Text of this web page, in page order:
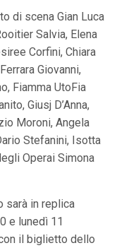
di scena Gian Luca
Salvia, Elena
Corfini, Chiara
Giovanni,
Fiamma UtoFia
Giusj D’Anna,
Moroni, Angela
Stefanini, Isotta
Operai Simona
sarà in replica
e lunedì 11
il biglietto dello